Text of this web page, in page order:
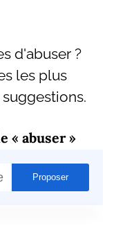
d'abuser ?
les plus
« abuser »